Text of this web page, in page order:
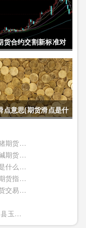
货合约交割新标准对
影响(苹果期货合约交
准对价格的影响有哪
点意思(期货滑点是什
生猪期货交割仓库能否自行选择(生猪期货交割仓库能否自行选择仓位)
纯碱期货和玻璃期货有什么关联(纯碱期货和玻璃期货有什么关联吗)
期货交易是什么意思(股票期货交易是什么意思)
大豆期货指数怎么看价格的图(大豆期货指数怎么看价格的图表)
期货交易所制定价格表的目的是(期货交易所制定价格表的目的是什么)
玉米保险期货前景如何(2020年桦川县玉米期货保险)